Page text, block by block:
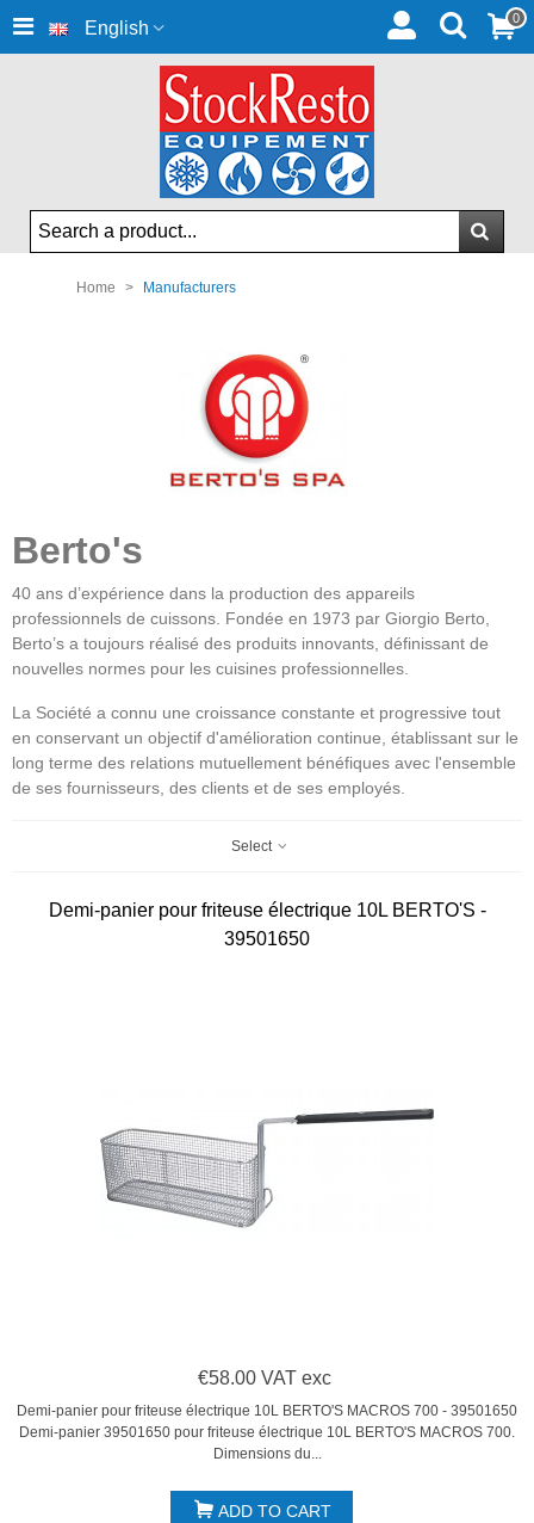
English 0
Home > Manufacturers
Berto's
40 ans d’expérience dans la production des appareils
professionnels de cuissons. Fondée en 1973 par Giorgio Berto,
Berto’s a toujours réalisé des produits innovants, définissant de
nouvelles normes pour les cuisines professionnelles.
La Société a connu une croissance constante et progressive tout
en conservant un objectif d'amélioration continue, établissant sur le
long terme des relations mutuellement bénéfiques avec l'ensemble
de ses fournisseurs, des clients et de ses employés.
Select
Demi-panier pour friteuse électrique 10L BERTO'S -
39501650
€58.00 VAT exc
Demi-panier pour friteuse électrique 10L BERTO'S MACROS 700 - 39501650
Demi-panier 39501650 pour friteuse électrique 10L BERTO'S MACROS 700.
Dimensions du...
ADD TO CART